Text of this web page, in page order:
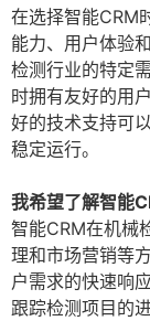
在选择智能CRM
能力、用户体验
检测行业的特定
时拥有友好的用
好的技术支持可
稳定运行。
我希望了解智能
智能CRM在机械
理和市场营销等
户需求的快速响
跟踪检测项目的